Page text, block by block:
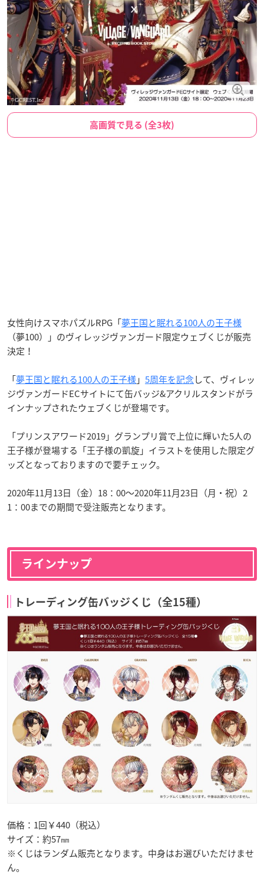
高画質で見る (全3枚)
女性向けスマホパズルRPG「夢王国と眠れる100人の王子様
（夢100）」のヴィレッジヴァンガード限定ウェブくじが販売
決定！
「夢王国と眠れる100人の王子様」 5周年を記念して、ヴィレッ
ジヴァンガードECサイトにて缶バッジ&アクリルスタンドがラ
インナップされたウェブくじが登場です。
「プリンスアワード2019」グランプリ賞で上位に輝いた5人の
王子様が登場する「王子様の凱旋」イラストを使用した限定グ
ッズとなっておりますので要チェック。
2020年11月13日（金）18：00～2020年11月23日（月・祝）2
1：00までの期間で受注販売となります。
ラインナップ
トレーディング缶バッジくじ（全15種）
価格：1回￥440（税込）
サイズ：約57㎜
※くじはランダム販売となります。中身はお選びいただけませ
ん。